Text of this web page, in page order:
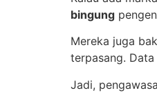
bingung
Mereka juga
terpasang.
Jadi,